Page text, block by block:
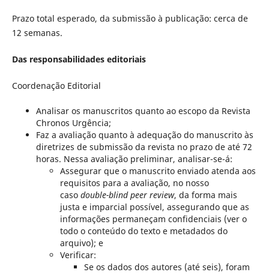
Prazo total esperado, da submissão à publicação: cerca de
12 semanas.
Das responsabilidades editoriais
Coordenação Editorial
Analisar os manuscritos quanto ao escopo da Revista
Chronos Urgência;
Faz a avaliação quanto à adequação do manuscrito às
diretrizes de submissão da revista no prazo de até 72
horas. Nessa avaliação preliminar, analisar-se-á:
Assegurar que o manuscrito enviado atenda aos
requisitos para a avaliação, no nosso
caso double-blind peer review, da forma mais
justa e imparcial possível, assegurando que as
informações permaneçam confidenciais (ver o
todo o conteúdo do texto e metadados do
arquivo); e
Verificar:
Se os dados dos autores (até seis), foram